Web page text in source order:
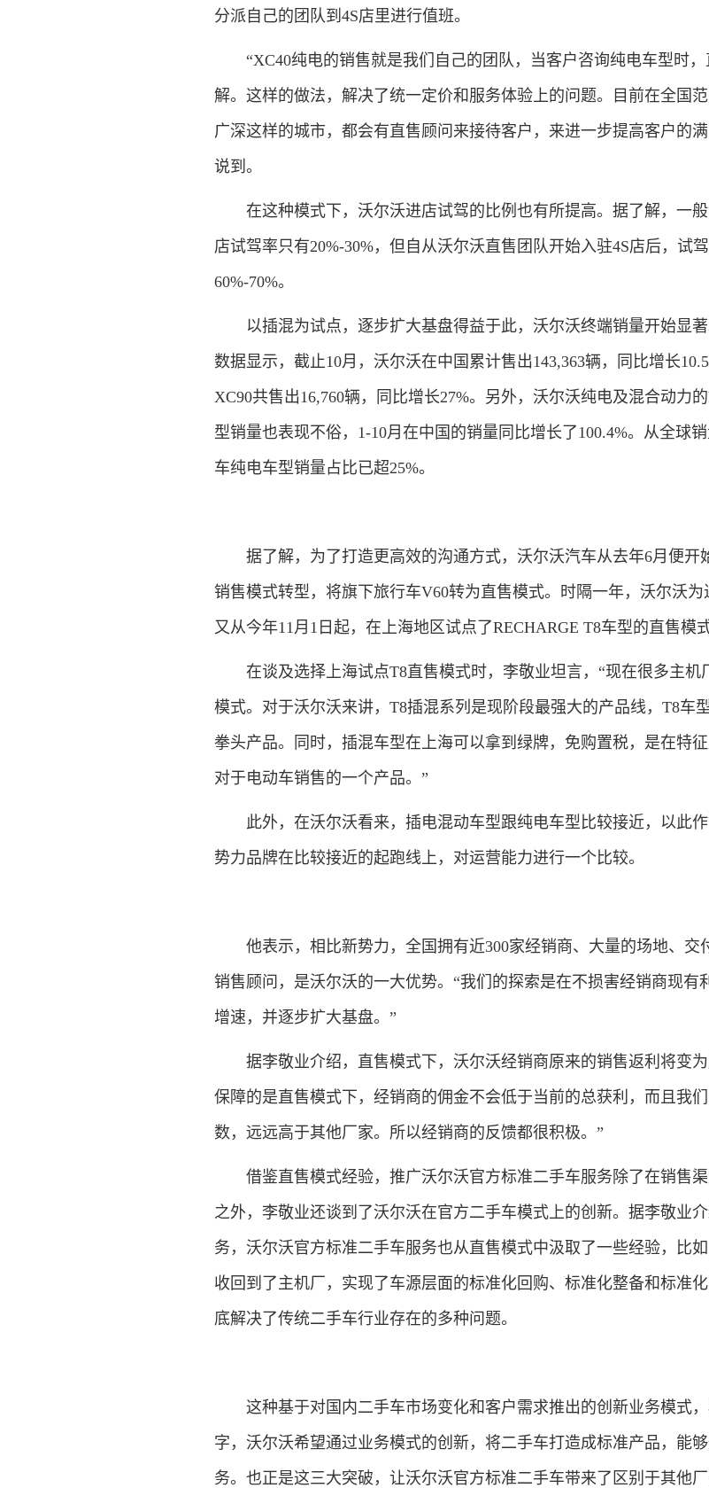
分派自己的团队到4S店里进行值班。
“XC40纯电的销售就是我们自己的团队，当客户咨询纯电车型时，
解。这样的做法，解决了统一定价和服务体验上的问题。目前在全国
广深这样的城市，都会有直售顾问来接待客户，来进一步提高客户的
说到。
在这种模式下，沃尔沃进店试驾的比例也有所提高。据了解，一般
店试驾率只有20%-30%，但自从沃尔沃直售团队开始入驻4S店后，试
60%-70%。
以插混为试点，逐步扩大基盘得益于此，沃尔沃终端销量开始显著
数据显示，截止10月，沃尔沃在中国累计售出143,363辆，同比增长
XC90共售出16,760辆，同比增长27%。另外，沃尔沃纯电及混合动力
型销量也表现不俗，1-10月在中国的销量同比增长了100.4%。从全球
车纯电车型销量占比已超25%。
据了解，为了打造更高效的沟通方式，沃尔沃汽车从去年6月便开
销售模式转型，将旗下旅行车V60转为直售模式。时隔一年，沃尔沃为
又从今年11月1日起，在上海地区试点了RECHARGE T8车型的直售模式
在谈及选择上海试点T8直售模式时，李敬业坦言，“现在很多主机
模式。对于沃尔沃来讲，T8插混系列是现阶段最强大的产品线，T8车
拳头产品。同时，插混车型在上海可以拿到绿牌，免购置税，是在特
对于电动车销售的一个产品。”
此外，在沃尔沃看来，插电混动车型跟纯电车型比较接近，以此
势力品牌在比较接近的起跑线上，对运营能力进行一个比较。
他表示，相比新势力，全国拥有近300家经销商、大量的场地、交
销售顾问，是沃尔沃的一大优势。“我们的探索是在不损害经销商现有
增速，并逐步扩大基盘。”
据李敬业介绍，直售模式下，沃尔沃经销商原来的销售返利将变为
保障的是直售模式下，经销商的佣金不会低于当前的总获利，而且我
数，远远高于其他厂家。所以经销商的反馈都很积极。”
借鉴直售模式经验，推广沃尔沃官方标准二手车服务除了在销售渠
之外，李敬业还谈到了沃尔沃在官方二手车模式上的创新。据李敬业
务，沃尔沃官方标准二手车服务也从直售模式中汲取了一些经验，比
收回到了主机厂，实现了车源层面的标准化回购、标准化整备和标准
底解决了传统二手车行业存在的多种问题。
这种基于对国内二手车市场变化和客户需求推出的创新业务模式，
字，沃尔沃希望通过业务模式的创新，将二手车打造成标准产品，能
务。也正是这三大突破，让沃尔沃官方标准二手车带来了区别于其他厂